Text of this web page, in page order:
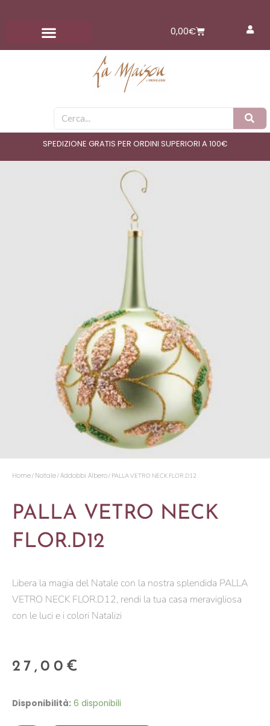
contenuto
0,00€Carrello
Cerca
SPEDIZIONE GRATIS PER ORDINI SUPERIORI A 100€
Home/ Natale/Addobbi Albero/ PALLA VETRO NECK FLOR.D12
PALLA VETRO NECK
FLOR.D12
Libera la magia del Natale con la nostra splendida PALLA
VETRO NECK FLOR.D12, rendi la tua casa meravigliosa
con le luci e i colori Natalizi
27,00 €
Disponibilità: 6 disponibili
PALLA